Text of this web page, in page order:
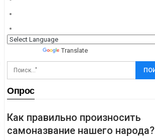
Translate
Опрос
Как правильно произносить
самоназвание нашего народа?